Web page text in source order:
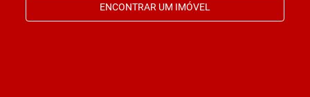
ENCONTRAR UM IMÓVEL